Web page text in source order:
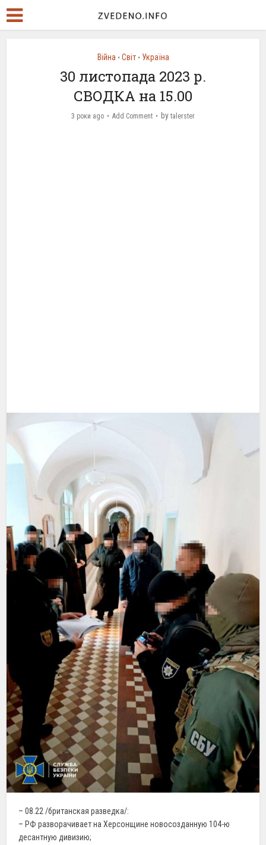
Війна • Світ • Україна
30 листопада 2023 р.
СВОДКА на 15.00
3 роки ago Add Comment by talerster
– 08.22 /британская разведка/:
– РФ разворачивает на Херсонщине новосозданную 104-ю
десантную дивизию;